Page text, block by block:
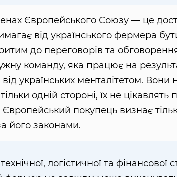
Європейського Союзу — це
від українського фермера
до переговорів та
команду, яка працює на
українських менталітетом. Вони
тільки одній стороні, їх не
Європейський покупець визнає
його законами.
логістичної та фінансової